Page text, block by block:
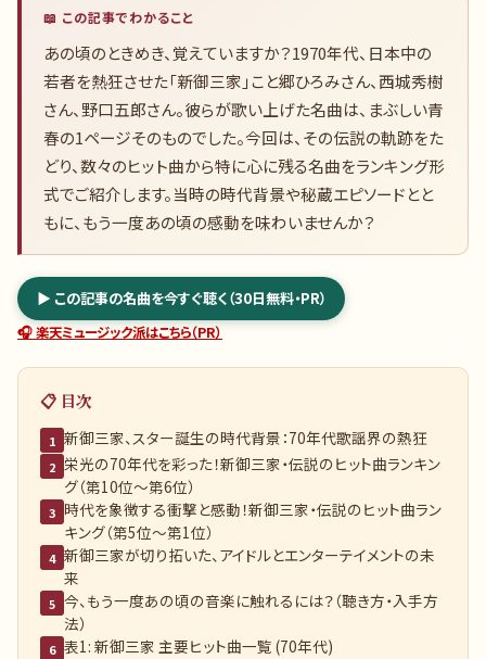
📖 この記事でわかること
あの頃のときめき、覚えていますか？1970年代、日本中の
若者を熱狂させた「新御三家」こと郷ひろみさん、西城秀樹
さん、野口五郎さん。彼らが歌い上げた名曲は、まぶしい青
春の1ページそのものでした。今回は、その伝説の軌跡をた
どり、数々のヒット曲から特に心に残る名曲をランキング形
式でご紹介します。当時の時代背景や秘蔵エピソードとと
もに、もう一度あの頃の感動を味わいませんか？
▶ この記事の名曲を今すぐ聴く（30日無料・PR）
🎧 楽天ミュージック派はこちら（PR）
📋 目次
1 新御三家、スター誕生の時代背景：70年代歌謡界の熱狂
2 栄光の70年代を彩った！新御三家・伝説のヒット曲ランキン
グ（第10位〜第6位）
3 時代を象徴する衝撃と感動！新御三家・伝説のヒット曲ラン
キング（第5位〜第1位）
4 新御三家が切り拓いた、アイドルとエンターテイメントの未
来
5 今、もう一度あの頃の音楽に触れるには？（聴き方・入手方
法）
6 表1: 新御三家 主要ヒット曲一覧 (70年代)